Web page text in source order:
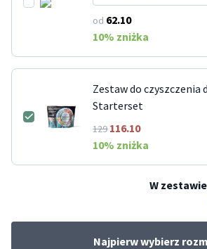
od 62.10
10% zniżka
Zestaw do czyszczenia
Starterset
129116.10
10% zniżka
W
Najpierw wybierz